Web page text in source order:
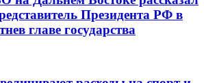
Президента РФ в
главе государства